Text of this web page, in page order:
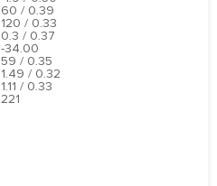
60 / 0.39
120 / 0.33
0.3 / 0.37
-34.00
59 / 0.35
1.49 / 0.32
1.11 / 0.33
221